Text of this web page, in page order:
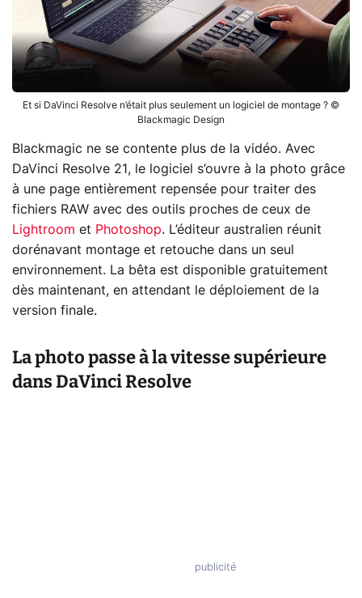
Et si DaVinci Resolve n’était plus seulement un logiciel de montage ? ©
Blackmagic Design
Blackmagic ne se contente plus de la vidéo. Avec
DaVinci Resolve 21, le logiciel s’ouvre à la photo grâce
à une page entièrement repensée pour traiter des
fichiers RAW avec des outils proches de ceux de
Lightroom et Photoshop. L’éditeur australien réunit
dorénavant montage et retouche dans un seul
environnement. La bêta est disponible gratuitement
dès maintenant, en attendant le déploiement de la
version finale.
La photo passe à la vitesse supérieure
dans DaVinci Resolve